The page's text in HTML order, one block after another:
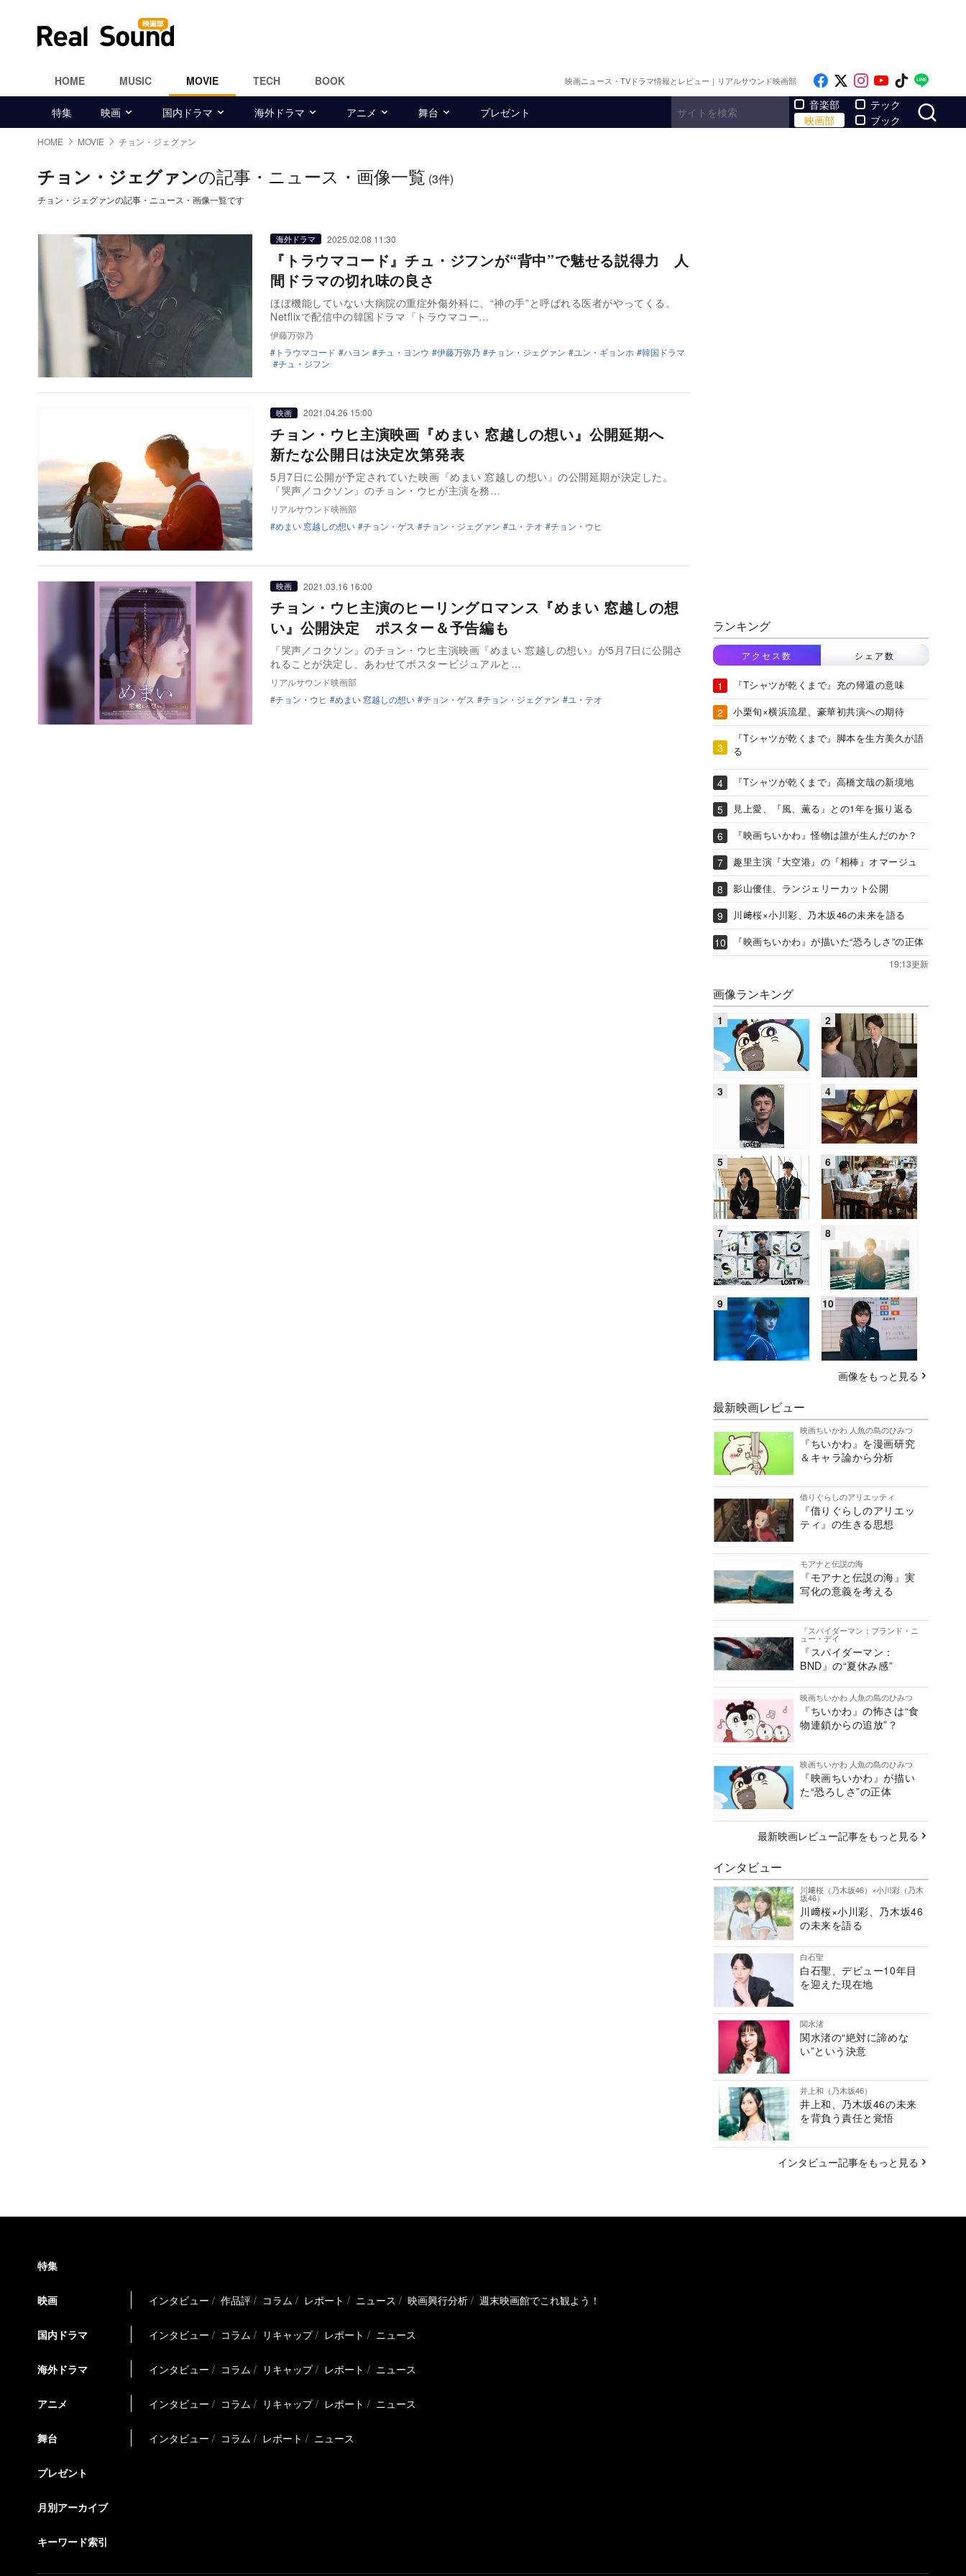
HOME MUSIC MOVIE TECH BOOK 映画ニュース・TVドラマ情報とレビュー｜リアルサウンド映画部 Like on Facebook
Follow on x
Follow on
Follow on
Follow
特集 映画 国内ドラマ 海外ドラマ アニメ 舞台 プレゼント
音楽部
映画部
テック
ブック
HOME MOVIE チョン・ジェグァン
チョン・ジェグァンの記事・ニュース・画像一覧 (3件)
チョン・ジェグァンの記事・ニュース・画像一覧です
海外ドラマ 2025.02.08 11:30
『トラウマコード』チュ・ジフンが“背中”で魅せる説得力 人
間ドラマの切れ味の良さ
ほぼ機能していない大病院の重症外傷外科に、“神の手”と呼ばれる医者がやってくる。
Netflixで配信中の韓国ドラマ『トラウマコー…
伊藤万弥乃
トラウマコード
ハヨン チュ・ヨンウ 伊藤万弥乃 チョン・ジェグァン ユン・ギョンホ
韓国ドラマ
チュ・ジフン
映画 2021.04.26 15:00
チョン・ウヒ主演映画『めまい 窓越しの想い』公開延期へ
新たな公開日は決定次第発表
5月7日に公開が予定されていた映画『めまい 窓越しの想い』の公開延期が決定した。
『哭声／コクソン』のチョン・ウヒが主演を務…
リアルサウンド映画部
めまい 窓越しの想い
チョン・ゲス チョン・ジェグァン ユ・テオ チョン・ウヒ
映画 2021.03.16 16:00
チョン・ウヒ主演のヒーリングロマンス『めまい 窓越しの想
い』公開決定 ポスター＆予告編も
『哭声／コクソン』のチョン・ウヒ主演映画『めまい 窓越しの想い』が5月7日に公開さ
れることが決定し、あわせてポスタービジュアルと…
リアルサウンド映画部
チョン・ウヒ
めまい 窓越しの想い チョン・ゲス チョン・ジェグァン ユ・テオ
ランキング
アクセス数 シェア数
『Tシャツが乾くまで』充の帰還の意味
小栗旬×横浜流星、豪華初共演への期待
『Tシャツが乾くまで』脚本を生方美久が語
る
『Tシャツが乾くまで』高橋文哉の新境地
見上愛、『風、薫る』との1年を振り返る
『映画ちいかわ』怪物は誰が生んだのか？
趣里主演『大空港』の『相棒』オマージュ
影山優佳、ランジェリーカット公開
川﨑桜×小川彩、乃木坂46の未来を語る
『映画ちいかわ』が描いた“恐ろしさ”の正体
19:13更新
画像ランキング
画像をもっと見る
最新映画レビュー
映画ちいかわ 人魚の島のひみつ
『ちいかわ』を漫画研究
＆キャラ論から分析
借りぐらしのアリエッティ
『借りぐらしのアリエッ
ティ』の生きる思想
モアナと伝説の海
『モアナと伝説の海』実
写化の意義を考える
『スパイダーマン：ブランド・ニ
ュー・デイ
『スパイダーマン：
BND』の“夏休み感”
映画ちいかわ 人魚の島のひみつ
『ちいかわ』の怖さは“食
物連鎖からの追放”？
映画ちいかわ 人魚の島のひみつ
『映画ちいかわ』が描い
た“恐ろしさ”の正体
最新映画レビュー記事をもっと見る
インタビュー
川﨑桜（乃木坂46）×小川彩（乃木
坂46）
川﨑桜×小川彩、乃木坂46
の未来を語る
白石聖
白石聖、デビュー10年目
を迎えた現在地
関水渚
関水渚の“絶対に諦めな
い”という決意
井上和（乃木坂46）
井上和、乃木坂46の未来
を背負う責任と覚悟
インタビュー記事をもっと見る
特集
映画 インタビュー 作品評 コラム レポート ニュース 映画興行分析 週末映画館でこれ観よう！
国内ドラマ インタビュー コラム リキャップ レポート ニュース
海外ドラマ インタビュー コラム リキャップ レポート ニュース
アニメ インタビュー コラム リキャップ レポート ニュース
舞台 インタビュー コラム レポート ニュース
プレゼント
月別アーカイブ
キーワード索引